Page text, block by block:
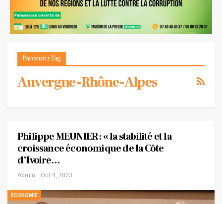
Parcourir Tag
Auvergne-Rhône-Alpes
Philippe MEUNIER : « la stabilité et la
croissance économique de la Côte
d’Ivoire…
Admin Oct 4, 2023
ECONOMIE